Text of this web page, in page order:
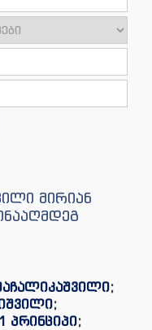
მირიან
;
;
1 პრინციპი;